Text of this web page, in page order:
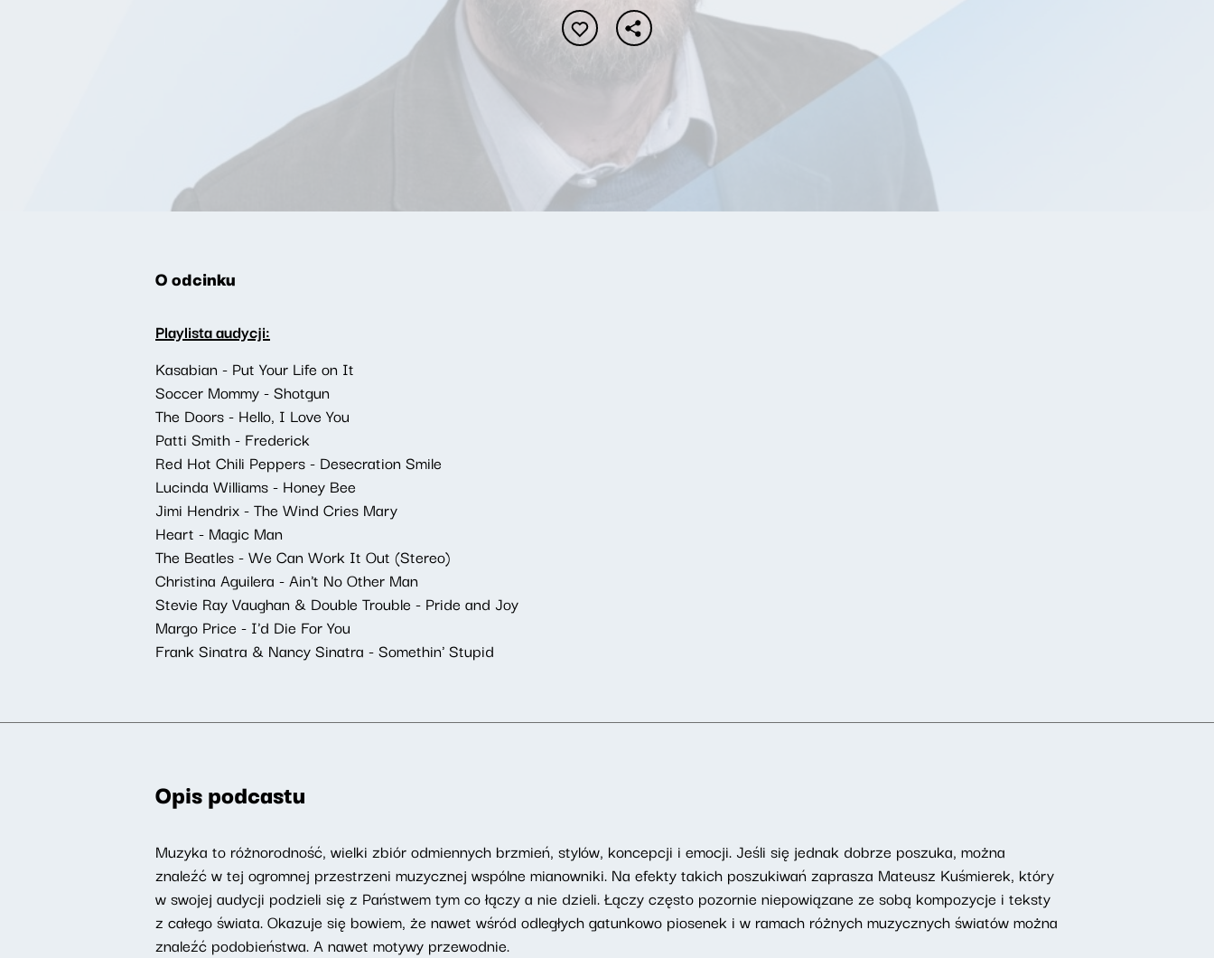
O odcinku
Playlista audycji:
Kasabian - Put Your Life on It
Soccer Mommy - Shotgun
The Doors - Hello, I Love You
Patti Smith - Frederick
Red Hot Chili Peppers - Desecration Smile
Lucinda Williams - Honey Bee
Jimi Hendrix - The Wind Cries Mary
Heart - Magic Man
The Beatles - We Can Work It Out (Stereo)
Christina Aguilera - Ain't No Other Man
Stevie Ray Vaughan & Double Trouble - Pride and Joy
Margo Price - I'd Die For You
Frank Sinatra & Nancy Sinatra - Somethin' Stupid
Opis podcastu
Muzyka to różnorodność, wielki zbiór odmiennych brzmień, stylów, koncepcji i emocji. Jeśli się jednak dobrze poszuka, można
znaleźć w tej ogromnej przestrzeni muzycznej wspólne mianowniki. Na efekty takich poszukiwań zaprasza Mateusz Kuśmierek, który
w swojej audycji podzieli się z Państwem tym co łączy a nie dzieli. Łączy często pozornie niepowiązane ze sobą kompozycje i teksty
z całego świata. Okazuje się bowiem, że nawet wśród odległych gatunkowo piosenek i w ramach różnych muzycznych światów można
znaleźć podobieństwa. A nawet motywy przewodnie.